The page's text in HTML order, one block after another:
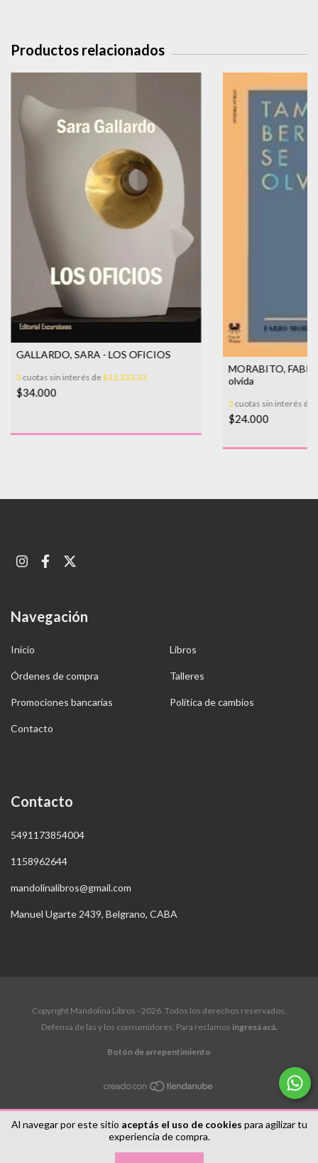
Al navegar por este sitio aceptás el uso de cookies para agilizar tu
experiencia de compra.
Productos relacionados
GALLARDO, SARA - LOS OFICIOS
3cuotas sin interés de$11.333,33
$34.000
MORABITO,
olvida
3cuotas sin interés de
$24.000
Navegación
Inicio Libros
Órdenes de compra Talleres
Promociones bancarias Política de cambios
Contacto
Contacto
5491173854004
1158962644
mandolinalibros@gmail.com
Manuel Ugarte 2439, Belgrano, CABA
Copyright Mandolina Libros - 2026. Todos los derechos reservados.
Defensa de las y los consumidores. Para reclamos ingresá acá.
Botón de arrepentimiento